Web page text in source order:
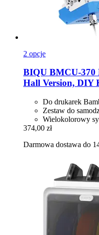
2 opcje
BIQU BMCU-​370
Hall Version, DIY
Do drukarek
Zestaw do
Wielokolorowy
374,00 zł
Darmowa dostawa do